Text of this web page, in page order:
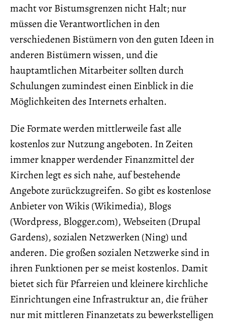
macht vor Bistumsgrenzen nicht Halt; nur
müssen die Verantwortlichen in den
verschiedenen Bistümern von den guten Ideen in
anderen Bistümern wissen, und die
hauptamtlichen Mitarbeiter sollten durch
Schulungen zumindest einen Einblick in die
Möglichkeiten des Internets erhalten.
Die Formate werden mittlerweile fast alle
kostenlos zur Nutzung angeboten. In Zeiten
immer knapper werdender Finanzmittel der
Kirchen legt es sich nahe, auf bestehende
Angebote zurückzugreifen. So gibt es kostenlose
Anbieter von Wikis (Wikimedia), Blogs
(Wordpress, Blogger.com), Webseiten (Drupal
Gardens), sozialen Netzwerken (Ning) und
anderen. Die großen sozialen Netzwerke sind in
ihren Funktionen per se meist kostenlos. Damit
bietet sich für Pfarreien und kleinere kirchliche
Einrichtungen eine Infrastruktur an, die früher
nur mit mittleren Finanzetats zu bewerkstelligen